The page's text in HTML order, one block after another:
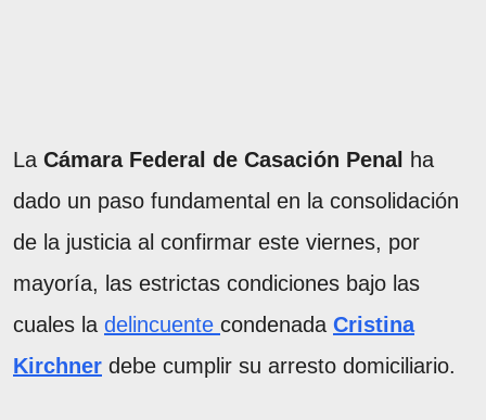
La Cámara Federal de Casación Penal
ha
dado un paso fundamental en la consolidación
de la justicia al confirmar este viernes, por
mayoría, las estrictas condiciones bajo las
cuales la delincuente condenada Cristina
Kirchner debe cumplir su arresto domiciliario.